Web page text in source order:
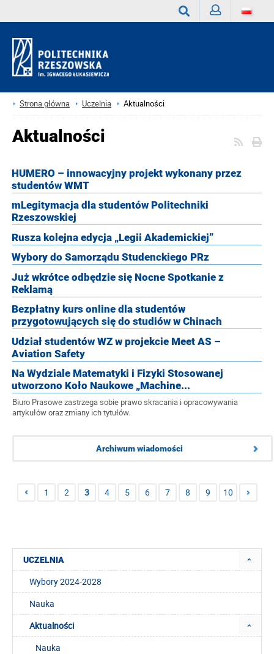
Strona główna Uczelnia Aktualności
Aktualności
HUMERO – innowacyjny projekt wykonany przez
studentów WMT
mLegitymacja dla studentów Politechniki
Rzeszowskiej
Rusza kolejna edycja „Legii Akademickiej”
Wybory do Samorządu Studenckiego PRz
Już wkrótce odbędzie się Nocne Spotkanie z
Reklamą
Bezpłatny kurs online dla studentów
przygotowujących się do studiów w Chinach
Udział studentów WZ w projekcie Meet AS –
Aviation Safety
Na Wydziale Matematyki i Fizyki Stosowanej
utworzono Koło Naukowe „Machine...
Biuro Prasowe zastrzega sobie prawo skracania i opracowywania
artykułów oraz zmiany ich tytułów.
Archiwum wiadomości
1 2 3 4 5 6 7 8 9 10
UCZELNIA
Wybory 2024-2028
Nauka
Aktualności
Nauka